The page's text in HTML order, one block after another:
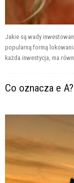
Jakie są wady
popularną formą
każda inwestycja, ma
Co oznacza e A?